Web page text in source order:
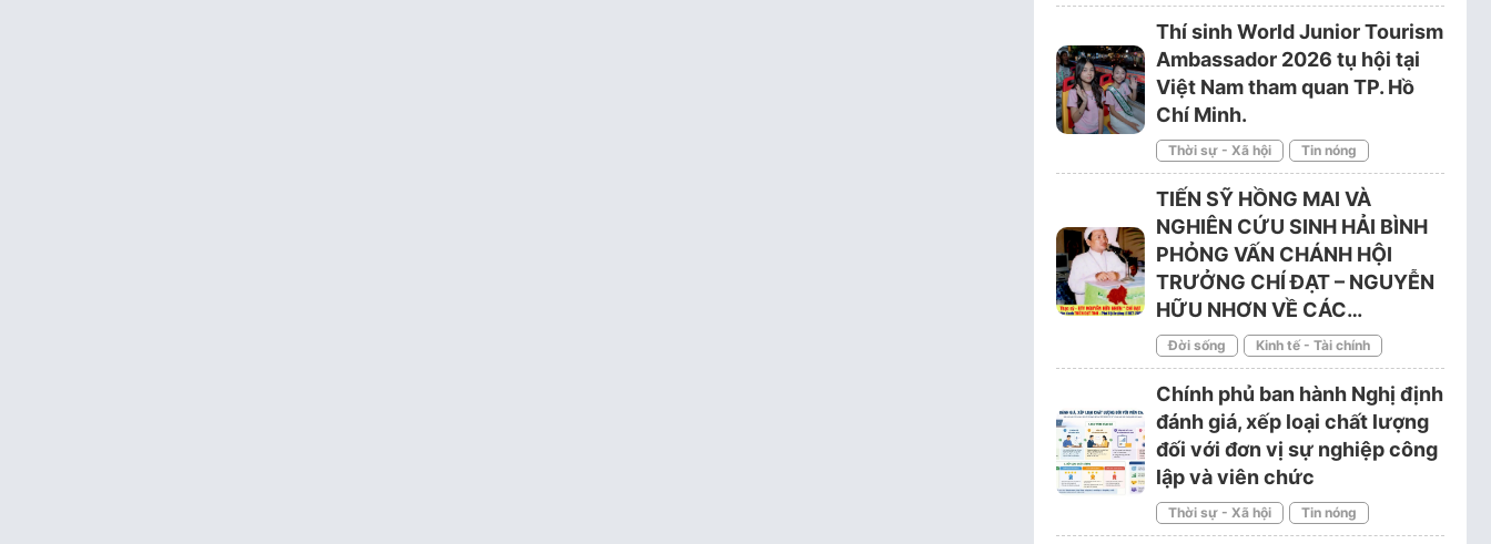
Thí sinh World Junior Tourism
Ambassador 2026 tụ hội tại
Việt Nam tham quan TP. Hồ
Chí Minh.
Thời sự - Xã hội Tin nóng
TIẾN SỸ HỒNG MAI VÀ
NGHIÊN CỨU SINH HẢI BÌNH
PHỎNG VẤN CHÁNH HỘI
TRƯỞNG CHÍ ĐẠT – NGUYỄN
HỮU NHƠN VỀ CÁC…
Đời sống Kinh tế - Tài chính
Chính phủ ban hành Nghị định
đánh giá, xếp loại chất lượng
đối với đơn vị sự nghiệp công
lập và viên chức
Thời sự - Xã hội Tin nóng